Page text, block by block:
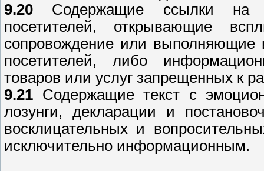
9.20 Содержащие ссылки на
посетителей, открывающие
сопровождение или выполняющие
посетителей, либо
товаров или услуг запрещенных к
9.21 Содержащие текст с
лозунги, декларации и
восклицательных и
исключительно информационным.